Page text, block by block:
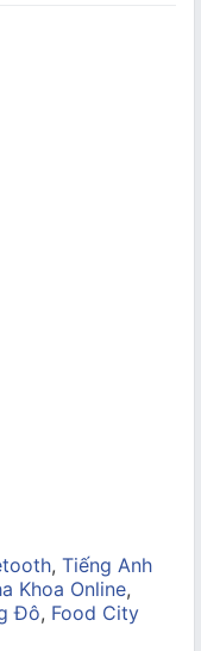
, Tiếng Anh
Khoa Online,
Đô, Food City